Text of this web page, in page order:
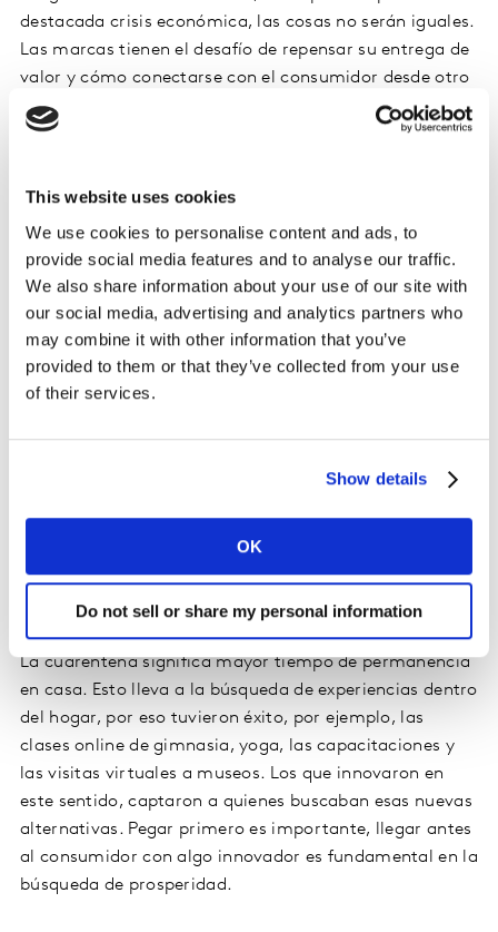
This website uses cookies
We use cookies to personalise content and ads, to
provide social media features and to analyse our traffic.
We also share information about your use of our site with
our social media, advertising and analytics partners who
may combine it with other information that you’ve
provided to them or that they’ve collected from your use
of their services.
Show details
OK
Do not sell or share my personal information
destacada crisis económica, las cosas no serán iguales.
Las marcas tienen el desafío de repensar su entrega de
valor y cómo conectarse con el consumidor desde otro
lado.
protección y bienestar personal
Hay tendencias que la pandemia aceleró y constituyen
oportunidades para la innovación futura: la disrupción
digital, el creciente sentido de protección y, la masiva
inclinación global a mejorar el bienestar físico y
mental.
de forma online después de la cuarentena; esto marca
permitirles comprar y pagar sin generar contacto,
ayudará a allanar el camino. Poder acompañar a las
personas, dar respuestas a las nuevas necesidades será
un diferencial a futuro” -asegura María Laura Martínez.
La cuarentena significa mayor tiempo de permanencia
en casa. Esto lleva a la búsqueda de experiencias dentro
del hogar, por eso tuvieron éxito, por ejemplo, las
clases online de gimnasia, yoga, las capacitaciones y
las visitas virtuales a museos. Los que innovaron en
este sentido, captaron a quienes buscaban esas nuevas
alternativas. Pegar primero es importante, llegar antes
al consumidor con algo innovador es fundamental en la
búsqueda de prosperidad.